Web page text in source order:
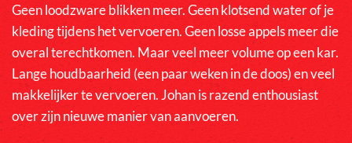
Geen loodzware blikken meer. Geen klotsend water of je
kleding tijdens het vervoeren. Geen losse appels meer die
overal terechtkomen. Maar veel meer volume op een kar.
Lange houdbaarheid (een paar weken in de doos) en veel
makkelijker te vervoeren. Johan is razend enthousiast
over zijn nieuwe manier van aanvoeren.